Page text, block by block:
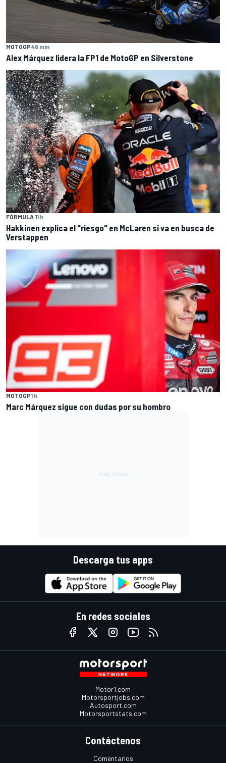
MOTOGP46 min
Alex Márquez lidera la FP1 de MotoGP en Silverstone
FÓRMULA 11 h
Hakkinen explica el "riesgo" en McLaren si va en busca de
Verstappen
MOTOGP1 h
Marc Márquez sigue con dudas por su hombro
Descarga tus apps
En redes sociales
Motor1.com
Motorsportjobs.com
Autosport.com
Motorsportstats.com
Contáctenos
Comentarios